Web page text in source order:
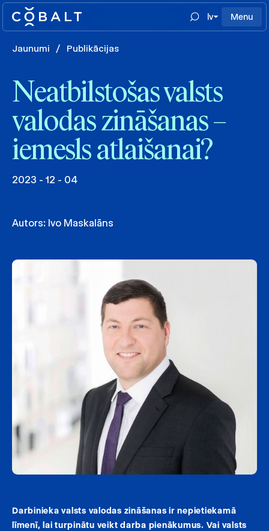
lv Menu
Jaunumi / Publikācijas
Neatbilstošas valsts
valodas zināšanas –
iemesls atlaišanai?
2023 - 12 - 04
Autors: Ivo Maskalāns
Darbinieka valsts valodas zināšanas ir nepietiekamā
līmenī, lai turpinātu veikt darba pienākumus. Vai valsts